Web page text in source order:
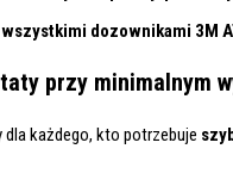
dozownikami 3M
przy minimalnym
dla każdego, kto potrzebuje